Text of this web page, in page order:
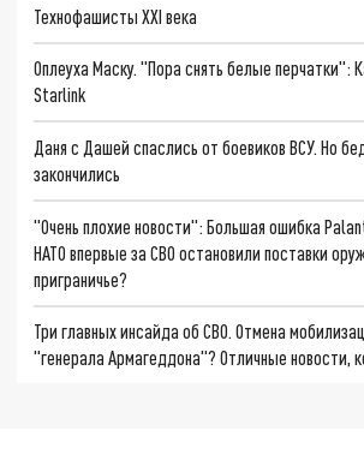
Технофашисты XXI века
Оплеуха Маску. "Пора снять белые перчатки":
Starlink
Даня с Дашей спаслись от боевиков ВСУ. Но
закончились
"Очень плохие новости": Большая ошибка
НАТО впервые за СВО остановили поставки
приграничье?
Три главных инсайда об СВО. Отмена
"генерала Армагеддона"? Отличные новости,